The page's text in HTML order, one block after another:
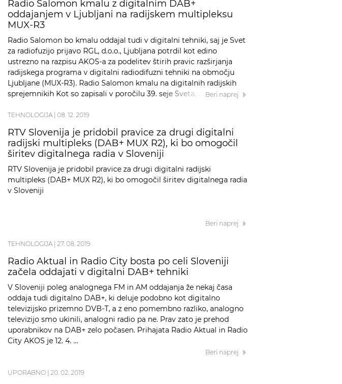
Radio Salomon kmalu z digitalnim DAB+
oddajanjem v Ljubljani na radijskem multipleksu
MUX-R3
Radio Salomon bo kmalu oddajal tudi v digitalni tehniki, saj je Svet
za radiofuzijo prijavo RGL, d.o.o., Ljubljana potrdil kot edino
ustrezno na razpisu AKOS-a za podelitev štirih pravic razširjanja
radijskega programa v digitalni radiodifuzni tehniki na območju
Ljubljane (MUX-R3). Radio Salomon kmalu na digitalnih radijskih
sprejemnikih Kot so zapisali v poročilu 39. seje Sveta, …
Beri naprej
TEHNOLOGIJA 08. 12. 2019
RTV Slovenija je pridobil pravice za drugi digitalni
radijski multipleks (DAB+ MUX R2), ki bo omogočil
širitev digitalnega radia v Sloveniji
RTV Slovenija je pridobil pravice za drugi digitalni radijski
multipleks (DAB+ MUX R2), ki bo omogočil širitev digitalnega radia
v Sloveniji
Beri naprej
TEHNOLOGIJA 27. 08. 2019
Radio Aktual in Radio City bosta po celi Sloveniji
začela oddajati v digitalni DAB+ tehniki
V Sloveniji poleg analognega FM in AM oddajanja že nekaj časa
oddaja tudi digitalno DAB+, ki deluje podobno kot digitalno
televizijsko prizemno DVB-T, a z eno pomembno razliko, analogno
televizijo smo ukinili, analogni radio pa ne. Prav zato je prehod
uporabnikov na DAB+ zelo počasen. Prihajata Radio Aktual in Radio
City AKOS je 12. 4. …
Beri naprej
UPORABNO 20. 02. 2019